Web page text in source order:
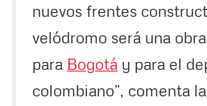
nuevos frentes
velódromo será una
para Bogotá y para el
colombiano”, comenta